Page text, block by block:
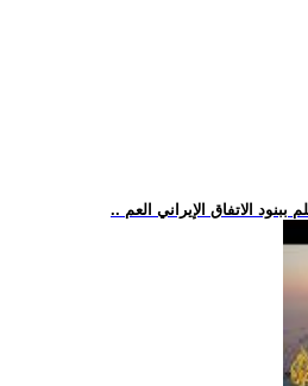
الاتفاق الإيراني العم